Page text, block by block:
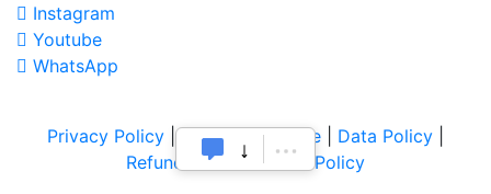
Instagram
Youtube
WhatsApp
Privacy Policy |Terms of Service Data Policy
Refund & Cancellation Policy